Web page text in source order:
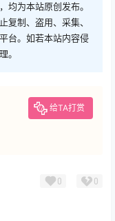
均为本站原创发布。
复制、盗用、采集、
台。如若本站内容侵
。
给TA打赏
0 0